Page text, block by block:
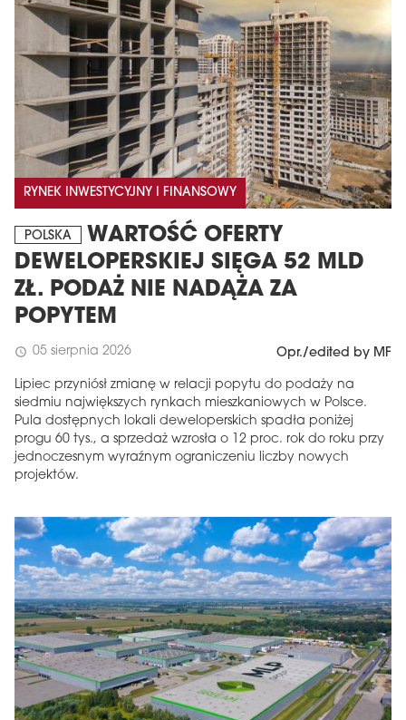
RYNEK INWESTYCYJNY I FINANSOWY
POLSKA
WARTOŚĆ OFERTY
DEWELOPERSKIEJ SIĘGA 52 MLD
ZŁ. PODAŻ NIE NADĄŻA ZA
POPYTEM
schedule 05 sierpnia 2026 Opr./edited by MF
Lipiec przyniósł zmianę w relacji popytu do podaży na
siedmiu największych rynkach mieszkaniowych w Polsce.
Pula dostępnych lokali deweloperskich spadła poniżej
progu 60 tys., a sprzedaż wzrosła o 12 proc. rok do roku przy
jednoczesnym wyraźnym ograniczeniu liczby nowych
projektów.